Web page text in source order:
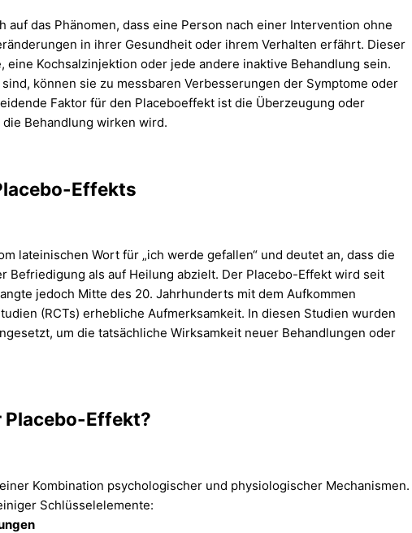
auf das Phänomen, dass eine Person nach einer Intervention ohne
in ihrer Gesundheit oder ihrem Verhalten erfährt. Dieser
eine Kochsalzinjektion oder jede andere inaktive Behandlung sein.
können sie zu messbaren Verbesserungen der Symptome oder
Faktor für den Placeboeffekt ist die Überzeugung oder
Behandlung wirken wird.
Effekts
lateinischen Wort für „ich werde gefallen“ und deutet an, dass die
Befriedigung als auf Heilung abzielt. Der Placebo-Effekt wird seit
jedoch Mitte des 20. Jahrhunderts mit dem Aufkommen
(RCTs) erhebliche Aufmerksamkeit. In diesen Studien wurden
um die tatsächliche Wirksamkeit neuer Behandlungen oder
Effekt?
Kombination psychologischer und physiologischer Mechanismen.
Schlüsselelemente: